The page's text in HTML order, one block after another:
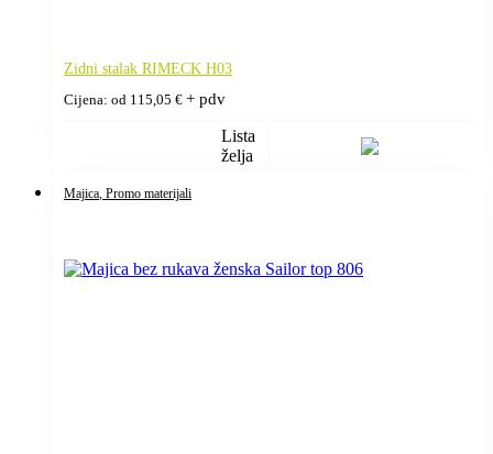
Zidni stalak RIMECK H03
Cijena: od 115,05 € + pdv
Lista
želja
Majica, Promo materijali